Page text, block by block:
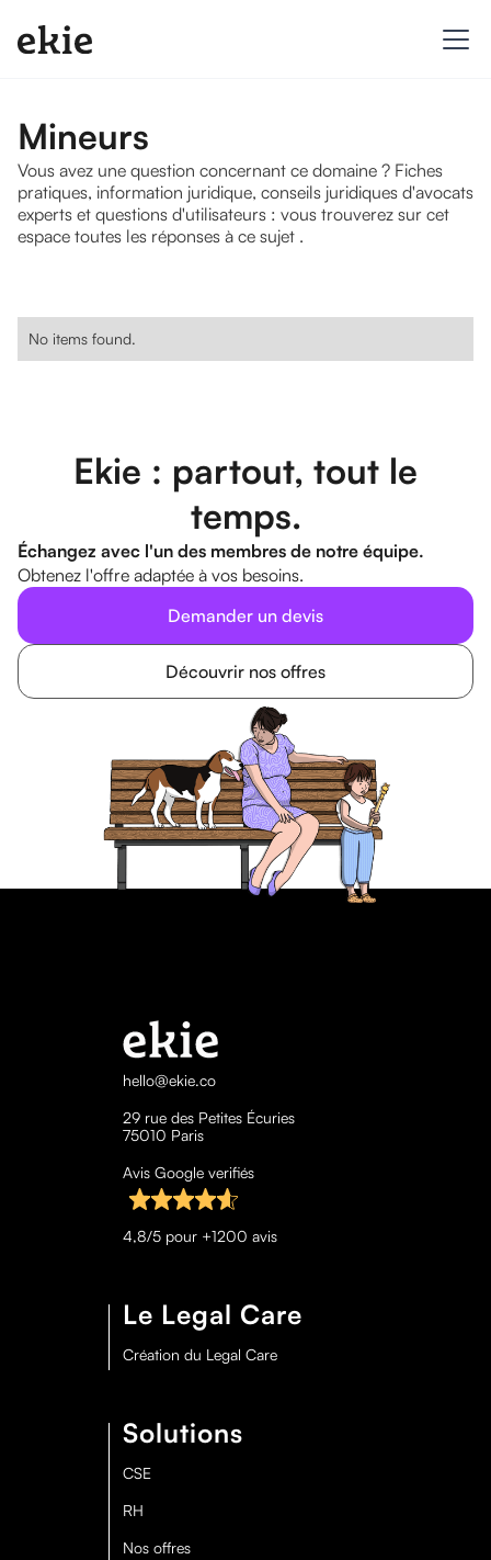
Mineurs
Vous avez une question concernant ce domaine ? Fiches
pratiques, information juridique, conseils juridiques d'avocats
experts et questions d'utilisateurs : vous trouverez sur cet
espace toutes les réponses à ce sujet .
No items found.
Ekie : partout, tout le
temps.
Échangez avec l'un des membres de notre équipe.
Obtenez l'offre adaptée à vos besoins.
Demander un devis
Découvrir nos offres
hello@ekie.co
29 rue des Petites Écuries
75010 Paris
Avis Google verifiés
4,8/5 pour +1200 avis
Le Legal Care
Création du Legal Care
Solutions
CSE
RH
Nos offres